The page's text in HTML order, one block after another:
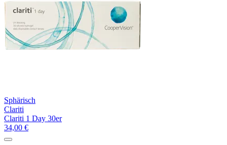
Sphärisch
Clariti
Clariti 1 Day 30er
34,00 €